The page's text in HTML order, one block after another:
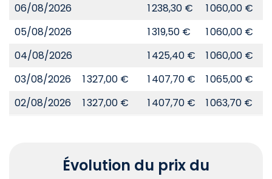
06/08/2026
1 238,30 € 1 060,00 €
05/08/2026
1 319,50 € 1 060,00 €
04/08/2026
1 425,40 € 1 060,00 €
03/08/2026
1 327,00 € 1 407,70 € 1 065,00 €
02/08/2026
1 327,00 € 1 407,70 € 1 063,70 €
Évolution du prix du